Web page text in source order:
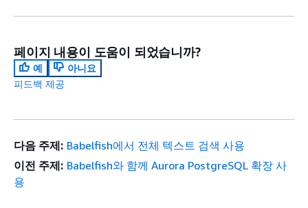
페이지 내용이 도움이 되었습니까?
예
아니요
피드백 제공
다음 주제: Babelfish에서 전체 텍스트 검색 사용
이전 주제: Babelfish와 함께 Aurora PostgreSQL 확장 사
용